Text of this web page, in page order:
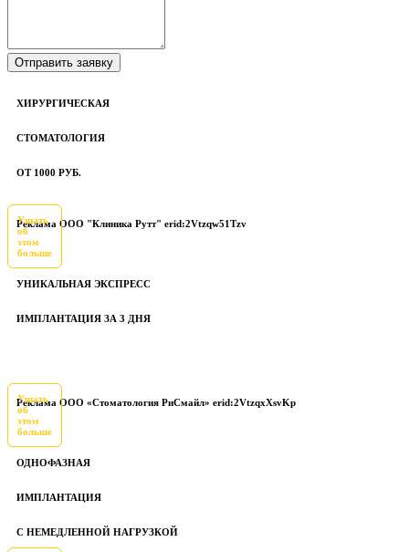
ХИРУРГИЧЕСКАЯ
СТОМАТОЛОГИЯ
ОТ 1000 РУБ.
Реклама ООО "Клиника Рутт" erid:2Vtzqw51Tzv
Узнать
об
этом
больше
УНИКАЛЬНАЯ ЭКСПРЕСС
ИМПЛАНТАЦИЯ ЗА 3 ДНЯ
Реклама ООО «Стоматология РиСмайл» erid:2VtzqxXsvKp
Узнать
об
этом
больше
ОДНОФАЗНАЯ
ИМПЛАНТАЦИЯ
С НЕМЕДЛЕННОЙ НАГРУЗКОЙ